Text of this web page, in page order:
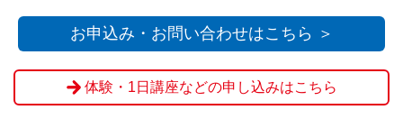
お申込み・お問い合わせはこちら ＞
体験・1日講座などの申し込みはこちら